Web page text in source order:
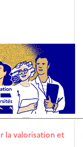
la valorisation et